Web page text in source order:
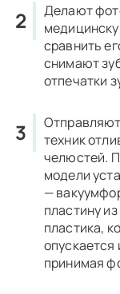
Делают
сравнить
снимают
отпечатки
техник
челюстей.
модели
—
пластину
пластика,
принимая